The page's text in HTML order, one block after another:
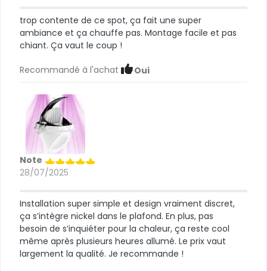
trop contente de ce spot, ça fait une super
ambiance et ça chauffe pas. Montage facile et pas
chiant. Ça vaut le coup !
Recommandé à l'achat Oui
Note
28/07/2025
Installation super simple et design vraiment discret,
ça s’intègre nickel dans le plafond. En plus, pas
besoin de s’inquiéter pour la chaleur, ça reste cool
même après plusieurs heures allumé. Le prix vaut
largement la qualité. Je recommande !